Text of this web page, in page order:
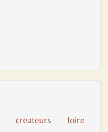
createurs foire